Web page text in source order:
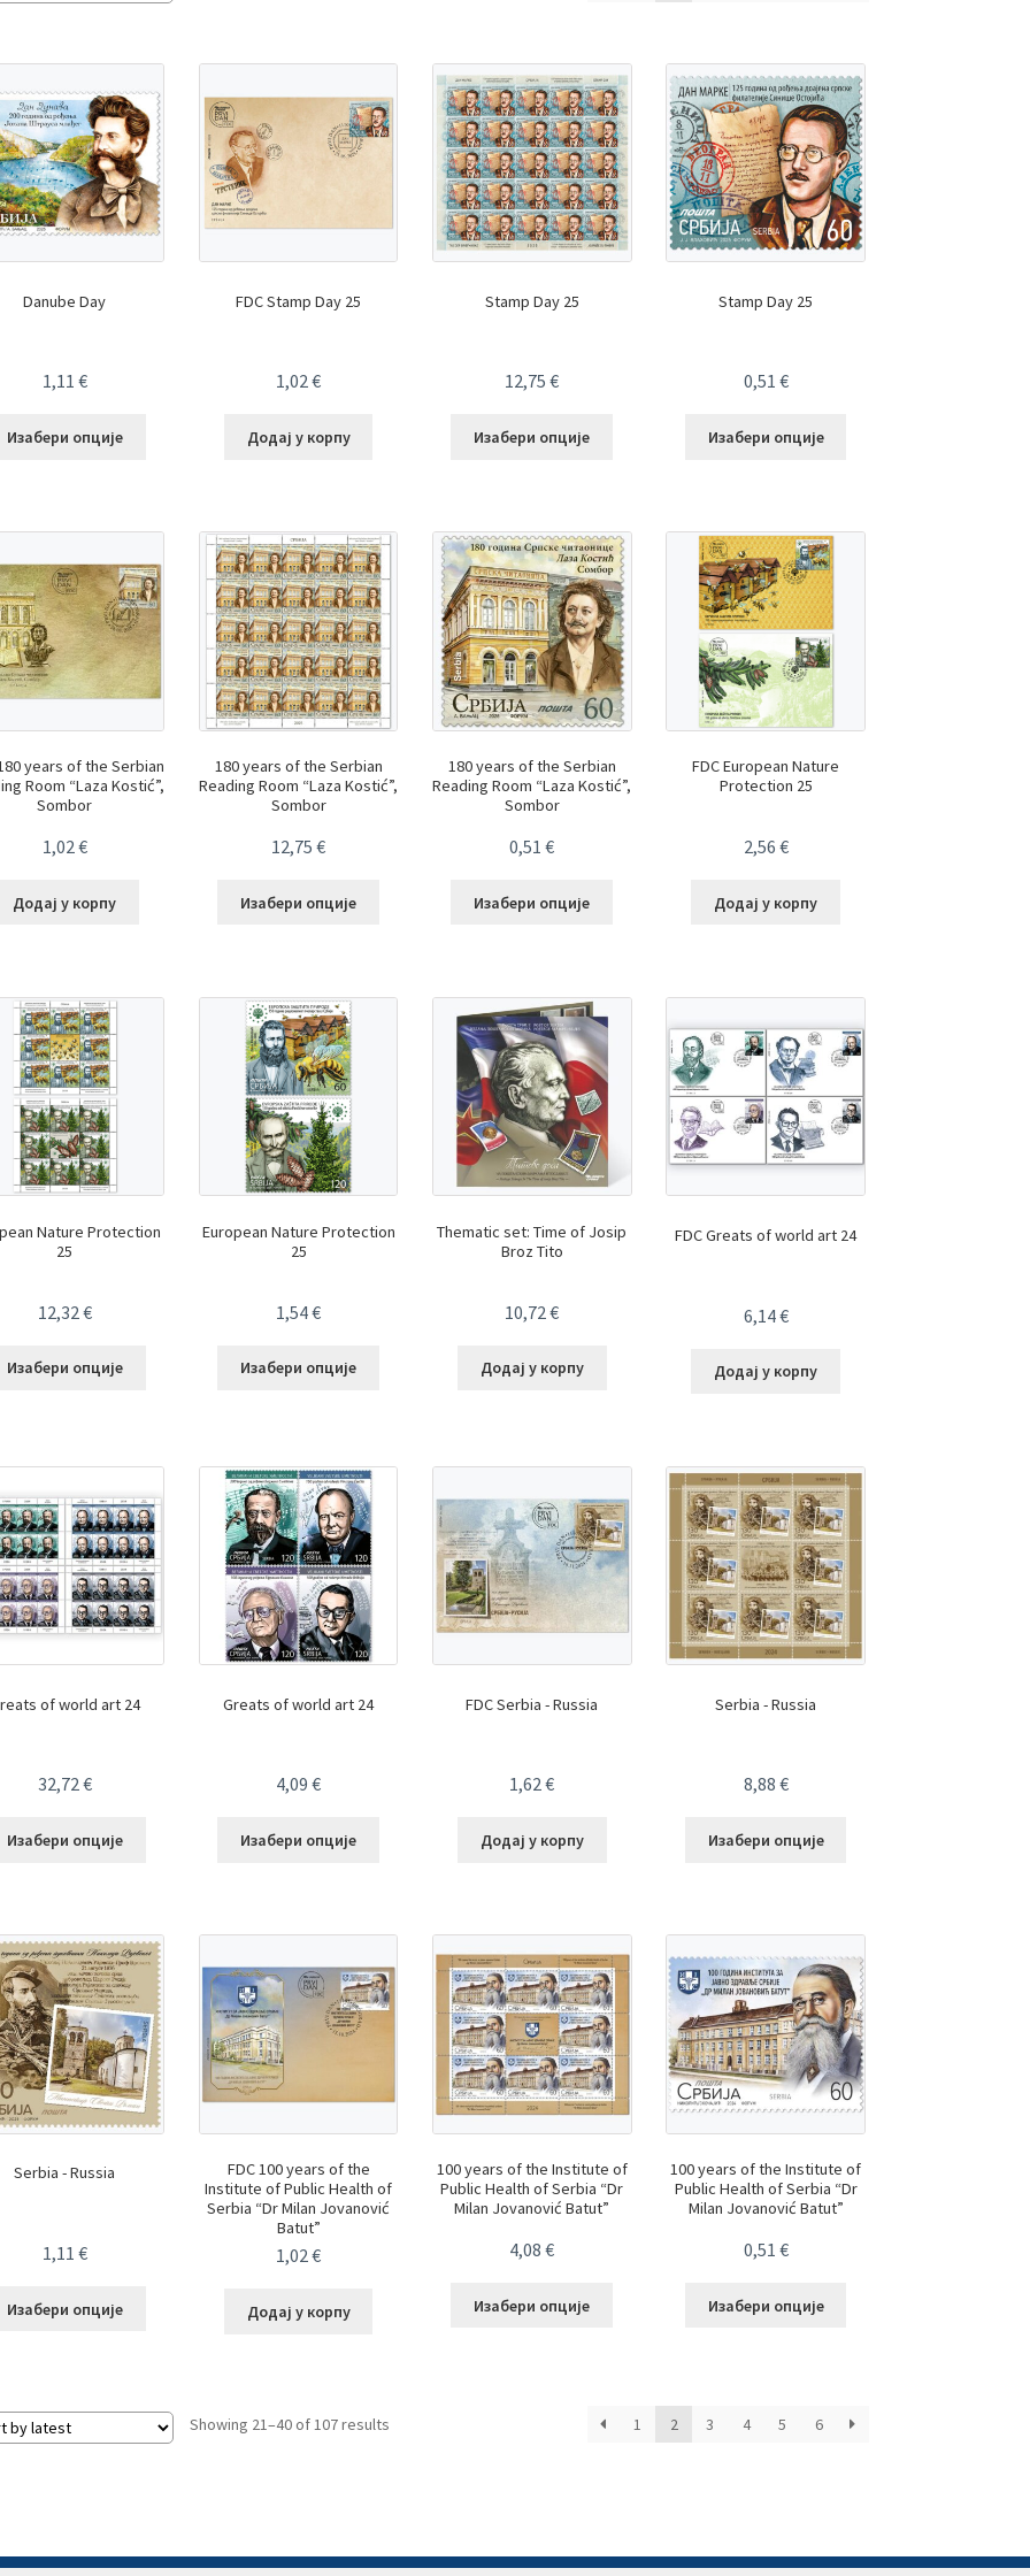
Danube Day
1,11 €
Изабери опције
FDC Stamp Day 25
1,02€
Додај у корпу
Stamp Day 25
12,75€
Изабери опције
Stamp Day 25
0,51 €
Изабери опције
years of the Serbian
Room “Laza Kostić”,
Sombor
1,02€
Додај у корпу
180 years of the Serbian
Reading Room “Laza Kostić”,
Sombor
12,75€
Изабери опције
180 years of the Serbian
Reading Room “Laza Kostić”,
Sombor
0,51€
Изабери опције
FDC European Nature
Protection 25
2,56 €
Додај у корпу
Nature Protection
25
12,32 €
Изабери опције
European Nature Protection
25
1,54€
Изабери опције
Thematic set: Time of Josip
Broz Tito
10,72€
Додај у корпу
FDC Greats of world art 24
6,14€
Додај у корпу
of world art 24
32,72€
Изабери опције
Greats of world art 24
4,09€
Изабери опције
FDC Serbia - Russia
1,62€
Додај у корпу
Serbia - Russia
8,88 €
Изабери опције
Serbia - Russia
1,11 €
Изабери опције
FDC 100 years of the
Institute of Public Health of
Serbia “Dr Milan Jovanović
Batut”
1,02€
Додај у корпу
100 years of the Institute of
Public Health of Serbia “Dr
Milan Jovanović Batut”
4,08€
Изабери опције
100 years of the Institute of
Public Health of Serbia “Dr
Milan Jovanović Batut”
0,51 €
Изабери опције
Showing 21–40 of 107 resultsSorted
1 2 3 4 5 6